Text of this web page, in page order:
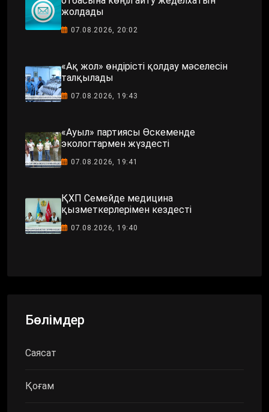
жолдады
07.08.2026, 20:02
«Ақ жол» өндірісті қолдау мәселесін
талқылады
07.08.2026, 19:43
«Ауыл» партиясы Өскеменде
экологтармен жүздесті
07.08.2026, 19:41
ҚХП Семейде медицина
қызметкерлерімен кездесті
07.08.2026, 19:40
Бөлімдер
Саясат
Қоғам